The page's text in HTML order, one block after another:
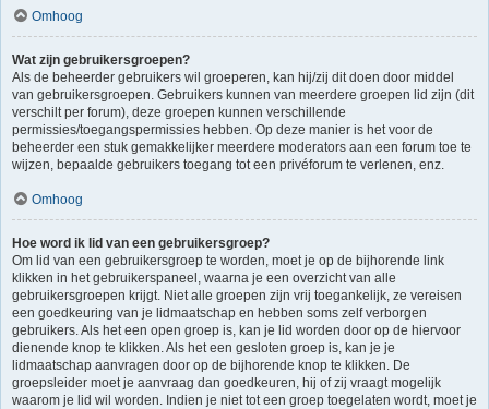
Omhoog
Wat zijn gebruikersgroepen?
Als de beheerder gebruikers wil groeperen, kan hij/zij dit doen door middel
van gebruikersgroepen. Gebruikers kunnen van meerdere groepen lid zijn (dit
verschilt per forum), deze groepen kunnen verschillende
permissies/toegangspermissies hebben. Op deze manier is het voor de
beheerder een stuk gemakkelijker meerdere moderators aan een forum toe te
wijzen, bepaalde gebruikers toegang tot een privéforum te verlenen, enz.
Omhoog
Hoe word ik lid van een gebruikersgroep?
Om lid van een gebruikersgroep te worden, moet je op de bijhorende link
klikken in het gebruikerspaneel, waarna je een overzicht van alle
gebruikersgroepen krijgt. Niet alle groepen zijn vrij toegankelijk, ze vereisen
een goedkeuring van je lidmaatschap en hebben soms zelf verborgen
gebruikers. Als het een open groep is, kan je lid worden door op de hiervoor
dienende knop te klikken. Als het een gesloten groep is, kan je je
lidmaatschap aanvragen door op de bijhorende knop te klikken. De
groepsleider moet je aanvraag dan goedkeuren, hij of zij vraagt mogelijk
waarom je lid wil worden. Indien je niet tot een groep toegelaten wordt, moet je